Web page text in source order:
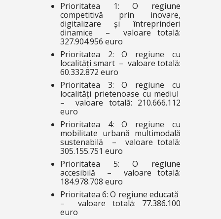
Prioritatea 1: O regiune
competitivă prin inovare,
digitalizare și întreprinderi
dinamice – valoare totală:
327.904.956 euro
Prioritatea 2: O regiune cu
localități smart – valoare totală:
60.332.872 euro
Prioritatea 3: O regiune cu
localități prietenoase cu mediul
– valoare totală: 210.666.112
euro
Prioritatea 4: O regiune cu
mobilitate urbană multimodală
sustenabilă – valoare totală:
305.155.751 euro
Prioritatea 5: O regiune
accesibilă – valoare totală:
184.978.708 euro
Prioritatea 6: O regiune educată
– valoare totală: 77.386.100
euro